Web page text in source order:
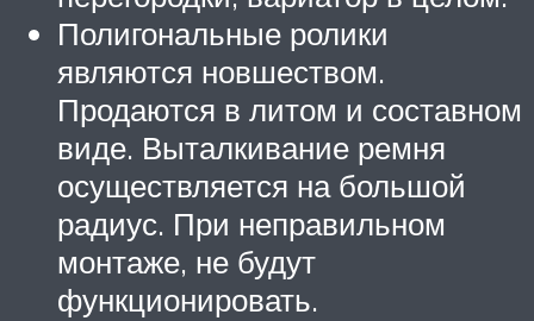
Полигональные ролики
являются новшеством.
Продаются в литом и составном
виде. Выталкивание ремня
осуществляется на большой
радиус. При неправильном
монтаже, не будут
функционировать.